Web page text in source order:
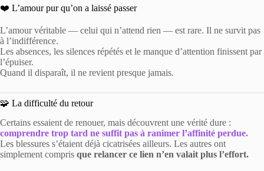
❤️ L’amour pur qu’on a laissé passer
L’amour véritable — celui qui n’attend rien — est rare. Il ne survit pas
à l’indifférence.
Les absences, les silences répétés et le manque d’attention finissent par
l’épuiser.
Quand il disparaît, il ne revient presque jamais.
🧩 La difficulté du retour
Certains essaient de renouer, mais découvrent une vérité dure :
comprendre trop tard ne suffit pas à ranimer l’affinité perdue.
Les blessures s’étaient déjà cicatrisées ailleurs. Les autres ont
simplement compris que relancer ce lien n’en valait plus l’effort.